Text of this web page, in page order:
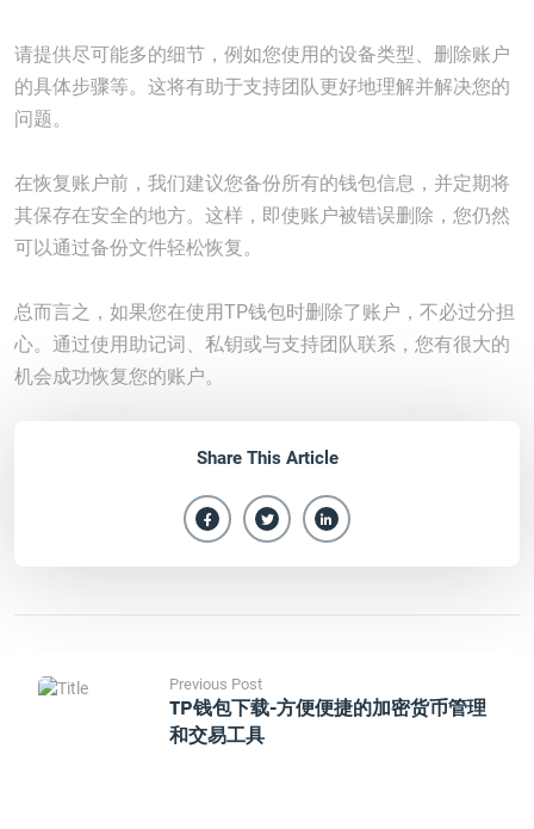
请提供尽可能多的细节，例如您使用的设备类型、删除账户
的具体步骤等。这将有助于支持团队更好地理解并解决您的
问题。
在恢复账户前，我们建议您备份所有的钱包信息，并定期将
其保存在安全的地方。这样，即使账户被错误删除，您仍然
可以通过备份文件轻松恢复。
总而言之，如果您在使用TP钱包时删除了账户，不必过分担
心。通过使用助记词、私钥或与支持团队联系，您有很大的
机会成功恢复您的账户。
Share This Article
Previous Post
TP钱包下载-方便便捷的加密货币管理
和交易工具